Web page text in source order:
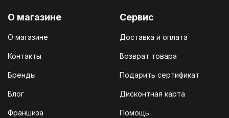
О магазине
О магазине
Контакты
Бренды
Блог
Франшиза
Сервис
Доставка и оплата
Возврат товара
Подарить сертификат
Дисконтная карта
Помощь